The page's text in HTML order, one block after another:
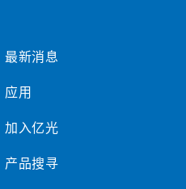
最新消息
应用
加入亿光
产品搜寻